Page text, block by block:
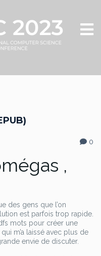
0
,
des gens que l’on
est parfois trop rapide.
mots pour créer une
m’a laissé avec plus de
envie de discuter.